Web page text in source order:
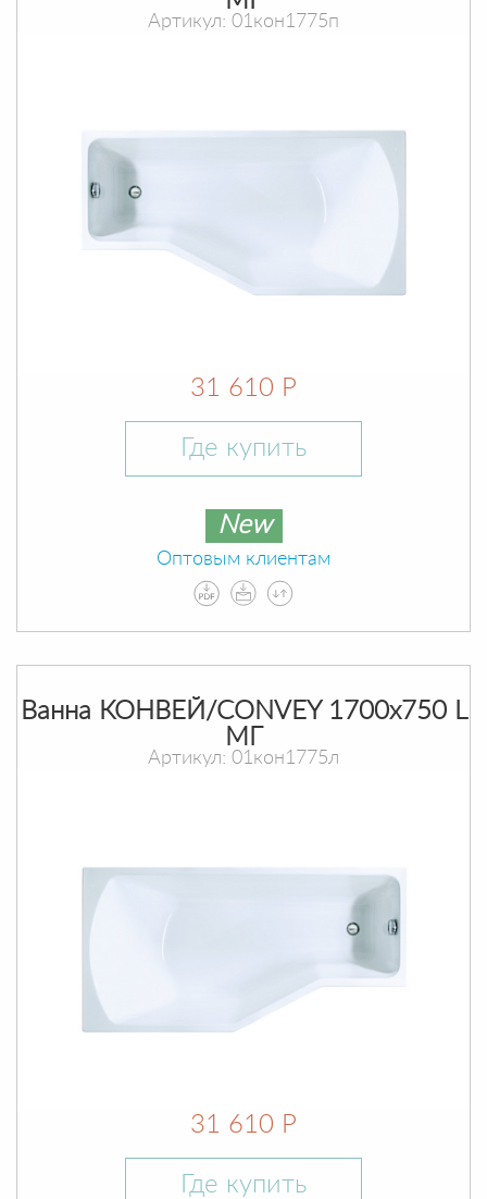
Артикул: 01кон1775п
31 610 Р
Где купить
New
Оптовым клиентам
Ванна КОНВЕЙ/CONVEY 1700х750 L
МГ
Артикул: 01кон1775л
31 610 Р
Где купить